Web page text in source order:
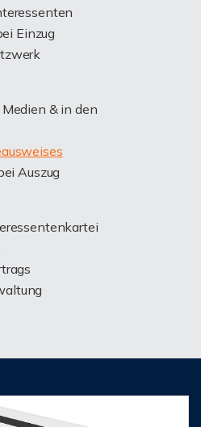
Einzug
& in den
Auszug